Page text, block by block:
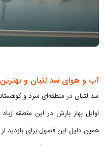
آب و هوای سد لتیان و بهترین
سد لتیان در منطقه‌ای سرد و
اوایل بهار بارش در این منطقه
همین دلیل این فصول برای بازدید